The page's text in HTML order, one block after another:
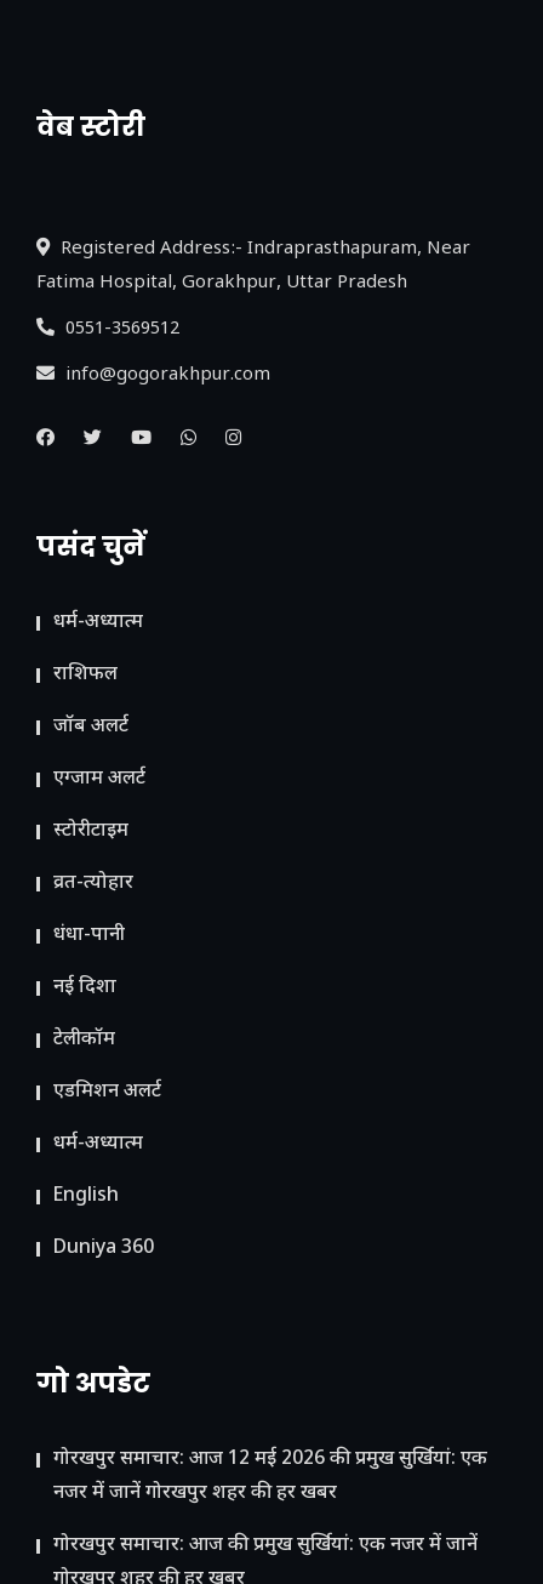
वेब स्टोरी
नया एक्सप्रेसवे: पूर्वांचल का लक, डेवलपमेंट का
Registered Address:- Indraprasthapuram, Near
Fatima Hospital, Gorakhpur, Uttar Pradesh
0551-3569512
info@gogorakhpur.com
पसंद चुनें
धर्म-अध्यात्म
राशिफल
जॉब अलर्ट
एग्जाम अलर्ट
स्टोरीटाइम
व्रत-त्योहार
धंधा-पानी
नई दिशा
टेलीकॉम
ए​डमिशन अलर्ट
धर्म-अध्यात्म
English
Duniya 360
गो अपडेट
गोरखपुर समाचार: आज 12 मई 2026 की प्रमुख सुर्खियां: एक
नजर में जानें गोरखपुर शहर की हर खबर
गोरखपुर समाचार: आज की प्रमुख सुर्खियां: एक नजर में जानें